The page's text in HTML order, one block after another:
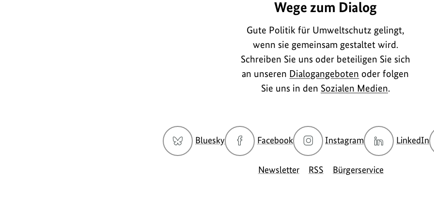
Wege zum Dialog
Gute Politik für Umweltschutz gelingt,
wenn sie gemeinsam gestaltet wird.
Schreiben Sie uns oder beteiligen Sie sich
an unseren Dialogangeboten oder folgen
Sie uns in den Sozialen Medien.
Bluesky
zur
Bluesky-
Seite
Facebook
zur
Facebook-
Seite
des
Instagram
zur
Instagram-
Seite
des
LinkedIn
Newsletter RSS Bürgerservice